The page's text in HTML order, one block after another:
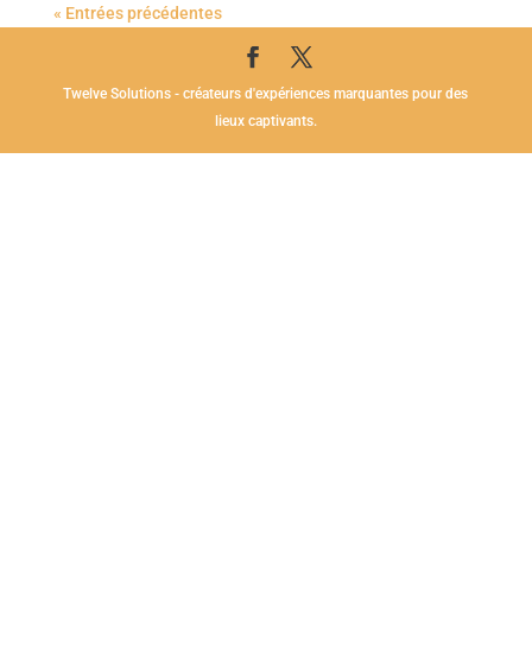
« Entrées précédentes
Twelve Solutions - créateurs d'expériences marquantes pour des
lieux captivants.